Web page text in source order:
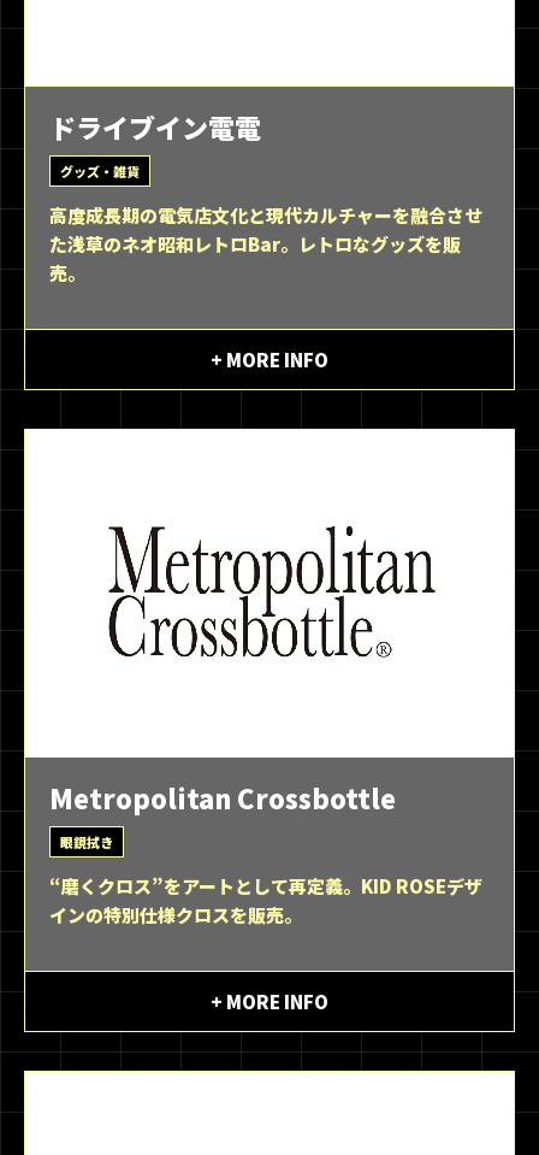
ドライブイン電電
グッズ・雑貨
高度成長期の電気店文化と現代カルチャーを融合させ
た浅草のネオ昭和レトロBar。レトロなグッズを販
売。
+ MORE INFO
Metropolitan Crossbottle
眼鏡拭き
“磨くクロス”をアートとして再定義。KID ROSEデザ
インの特別仕様クロスを販売。
+ MORE INFO